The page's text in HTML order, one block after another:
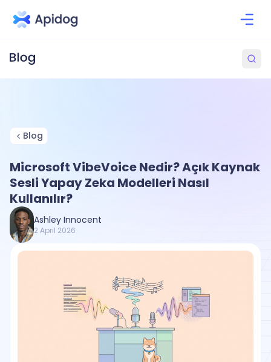
Blog
Microsoft VibeVoice Nedir? Açık Kaynak
Sesli Yapay Zeka Modelleri Nasıl
Kullanılır?
Ashley Innocent
2 April 2026